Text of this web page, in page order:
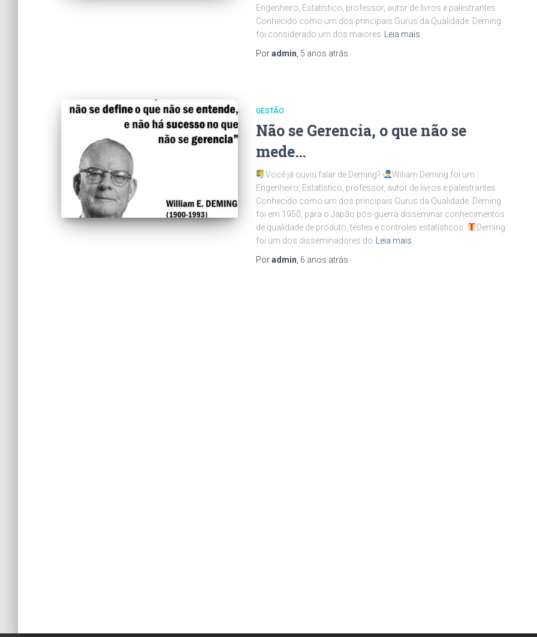
Engenheiro, Estatístico, professor, autor de livros e palestrantes.
Conhecido como um dos principais Gurus da Qualidade. Deming
foi considerado um dos maiores
Leia mais
Poradmin 5 anos atrás
GESTÃO
Não se Gerencia, o que não se
mede…
Você já ouviu falar de Deming?
Wiliam Deming foi um
Engenheiro, Estatístico, professor, autor de livros e palestrantes.
Conhecido como um dos principais Gurus da Qualidade. Deming
foi em 1950, para o Japão pós-guerra disseminar conhecimentos
de qualidade de produto, testes e controles estatísticos.
Deming
foi um dos disseminadores do
Leia mais
Poradmin 6 anos atrás